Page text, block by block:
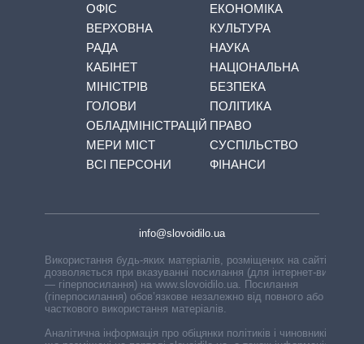
ОФІС
ВЕРХОВНА
РАДА
КАБІНЕТ
МІНІСТРІВ
ГОЛОВИ
ОБЛАДМІНІСТРАЦІЙ
МЕРИ МІСТ
ВСІ ПЕРСОНИ
ЕКОНОМІКА
КУЛЬТУРА
НАУКА
НАЦІОНАЛЬНА
БЕЗПЕКА
ПОЛІТИКА
ПРАВО
СУСПІЛЬСТВО
ФІНАНСИ
info@slovoidilo.ua
Використання будь-яких матеріалів, розміщених на сайті,
дозволяється при вказуванні посилання (для інтернет-видань
— гіперпосилання) на www.slovoidilo.ua. Посилання
(гіперпосилання) обов’язкове незалежно від повного або
часткового використання матеріалів.
Аналітична інформація про обіцянки політиків і чиновників,